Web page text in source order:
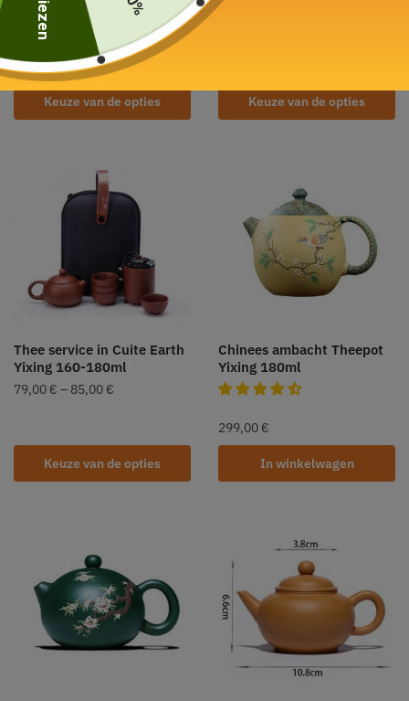
Kleine theepot in Argile
Yixing 100ml
Keuze van de opties
Kleine theepot in Cuite
Keuze van de opties
Thee service in Cuite Earth
Yixing 160-180ml
79,00 € – 85,00 €
Keuze van de opties
Chinees ambacht Theepot
Yixing 180ml
299,00 €
In winkelwagen